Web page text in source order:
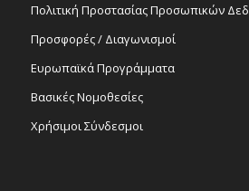
Πολιτική Προστασίας Προσωπικών
Προσφορές / Διαγωνισμοί
Ευρωπαϊκά Προγράμματα
Βασικές Νομοθεσίες
Χρήσιμοι Σύνδεσμοι